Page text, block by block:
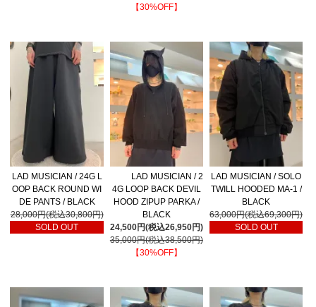
【30%OFF】
LAD MUSICIAN / 24G L
OOP BACK ROUND WI
DE PANTS / BLACK
28,000円(税込30,800円)
SOLD OUT
LAD MUSICIAN / 2
4G LOOP BACK DEVIL
HOOD ZIPUP PARKA /
BLACK
24,500円(税込26,950円)
35,000円(税込38,500円)
【30%OFF】
LAD MUSICIAN / SOLO
TWILL HOODED MA-1 /
BLACK
63,000円(税込69,300円)
SOLD OUT